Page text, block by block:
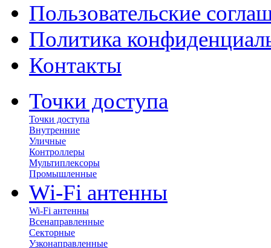
Пользовательские
Политика
Контакты
Точки доступа
Точки доступа
Внутренние
Уличные
Контроллеры
Мультиплексоры
Промышленные
Wi-Fi антенны
Wi-Fi антенны
Всенаправленные
Секторные
Узконаправленные